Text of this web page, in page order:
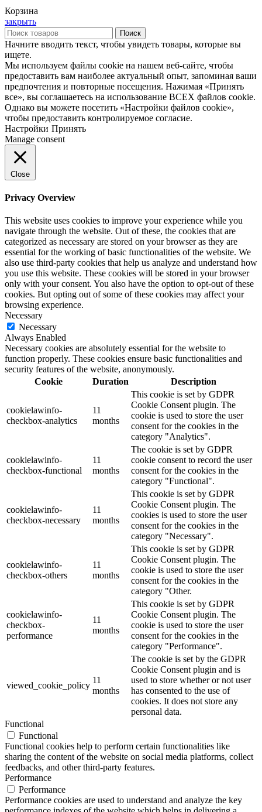
Корзина
закрыть
Поиск
Начните вводить текст, чтобы увидеть товары, которые вы
ищете.
Мы используем файлы cookie на нашем веб-сайте, чтобы
предоставить вам наиболее актуальный опыт, запоминая ваши
предпочтения и повторные посещения. Нажимая «Принять
все», вы соглашаетесь на использование ВСЕХ файлов cookie.
Однако вы можете посетить «Настройки файлов cookie»,
чтобы предоставить контролируемое согласие.
Настройки Принять
Manage consent
Close
Privacy Overview
This website uses cookies to improve your experience while you
navigate through the website. Out of these, the cookies that are
categorized as necessary are stored on your browser as they are
essential for the working of basic functionalities of the website. We
also use third-party cookies that help us analyze and understand how
you use this website. These cookies will be stored in your browser
only with your consent. You also have the option to opt-out of these
cookies. But opting out of some of these cookies may affect your
browsing experience.
Necessary
Necessary
Always Enabled
Necessary cookies are absolutely essential for the website to
function properly. These cookies ensure basic functionalities and
security features of the website, anonymously.
Cookie
Duration Description
cookielawinfo-
checkbox-analytics
11
months
This cookie is set by GDPR
Cookie Consent plugin. The
cookie is used to store the user
consent for the cookies in the
category "Analytics".
cookielawinfo-
checkbox-functional
11
months
The cookie is set by GDPR
cookie consent to record the user
consent for the cookies in the
category "Functional".
cookielawinfo-
checkbox-necessary
11
months
This cookie is set by GDPR
Cookie Consent plugin. The
cookies is used to store the user
consent for the cookies in the
category "Necessary".
cookielawinfo-
checkbox-others
11
months
This cookie is set by GDPR
Cookie Consent plugin. The
cookie is used to store the user
consent for the cookies in the
category "Other.
cookielawinfo-
checkbox-
performance
11
months
This cookie is set by GDPR
Cookie Consent plugin. The
cookie is used to store the user
consent for the cookies in the
category "Performance".
viewed_cookie_policy
11
months
The cookie is set by the GDPR
Cookie Consent plugin and is
used to store whether or not user
has consented to the use of
cookies. It does not store any
personal data.
Functional
Functional
Functional cookies help to perform certain functionalities like
sharing the content of the website on social media platforms, collect
feedbacks, and other third-party features.
Performance
Performance
Performance cookies are used to understand and analyze the key